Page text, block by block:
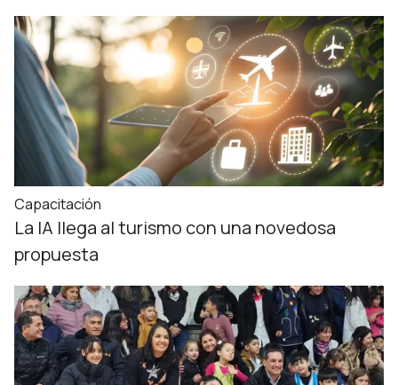
Capacitación
La IA llega al turismo con una novedosa
propuesta